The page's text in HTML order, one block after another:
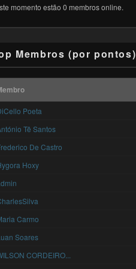
momento estão 0 membros online.
Membros (por pontos)
Poeta
Tê Santos
De Castro
Hoxy
Carmo
Soares
CORDEIRO...